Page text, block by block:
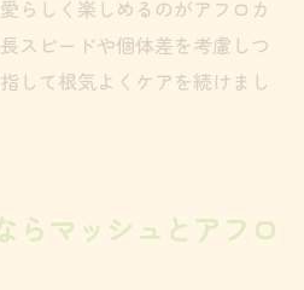
らしく楽しめるのがアフロカ
スピードや個体差を考慮しつ
して根気よくケアを続けまし
らマッシュとアフロ